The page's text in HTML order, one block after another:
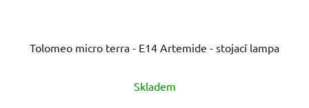
Tolomeo micro terra - E14 Artemide - stojací lampa
Skladem